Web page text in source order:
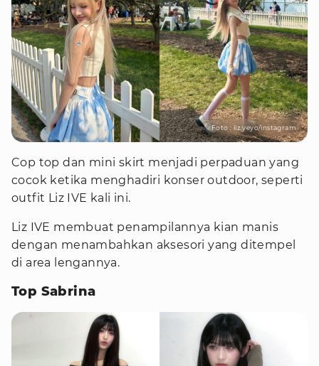
Foto : liz.yeyo/instagram
Cop top dan mini skirt menjadi perpaduan yang
cocok ketika menghadiri konser outdoor, seperti
outfit Liz IVE kali ini.
Liz IVE membuat penampilannya kian manis
dengan menambahkan aksesori yang ditempel
di area lengannya.
Top Sabrina